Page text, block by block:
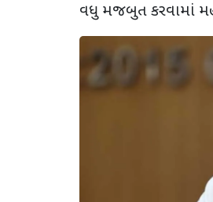
વધુ મજબુત કરવામાં